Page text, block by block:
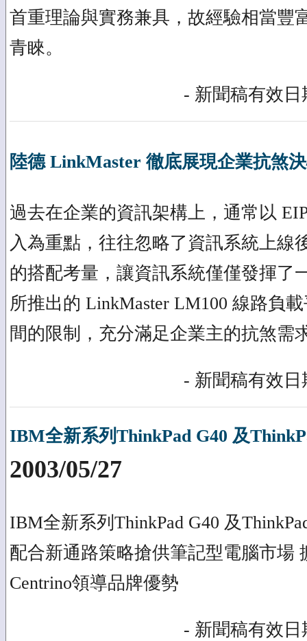
首重理論與實務兼具，故經驗相當豐
青睞。
- 新聞稿有效日
陸德 LinkMaster 徹底展現企業抗煞
過去在企業的資訊架構上，通常以
入為重點，往往忽略了資訊系統上線
的搭配考量，讓資訊系統僅僅發揮了
所推出的 LinkMaster LM100 線路負
間的限制，充分滿足企業主的抗煞需
- 新聞稿有效日
IBM全新系列ThinkPad G40 及
2003/05/27
IBM全新系列ThinkPad G40 及
配合新通路策略搶供筆記型電腦市場
Centrino領導品牌優勢
- 新聞稿有效日